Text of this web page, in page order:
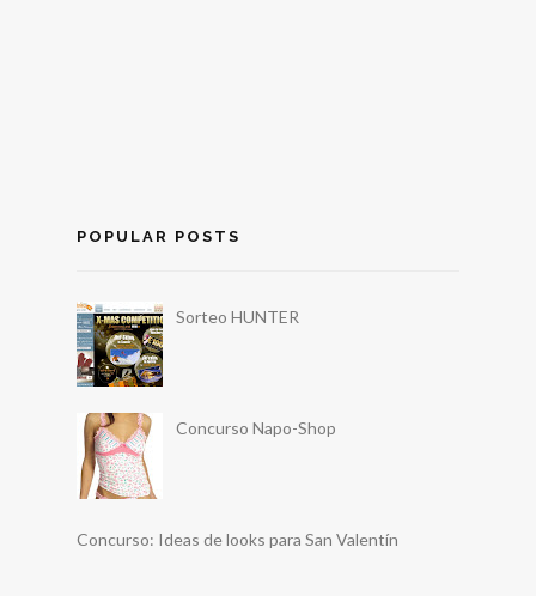
POPULAR POSTS
Sorteo HUNTER
Concurso Napo-Shop
Concurso: Ideas de looks para San Valentín